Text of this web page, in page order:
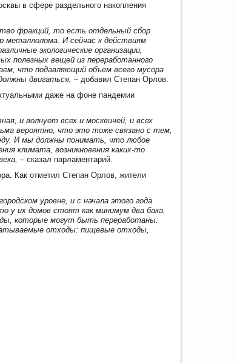
в сфере раздельного накопления
фракций, то есть отдельный сбор
металлолома. И сейчас к действиям
экологические организации,
полезных вещей из переработанного
что подавляющий объем всего мусора
двигаться, – добавил Степан Орлов.
даже на фоне пандемии
и волнует всех и москвичей, и всех
вероятно, что это тоже связано с тем,
И мы должны понимать, что любое
климата, возникновения каких-то
– сказал парламентарий.
Как отметил Степан Орлов, жители
уровне, и с начала этого года
у их домов стоят как минимум два бака,
которые могут быть переработаны:
отходы: пищевые отходы,